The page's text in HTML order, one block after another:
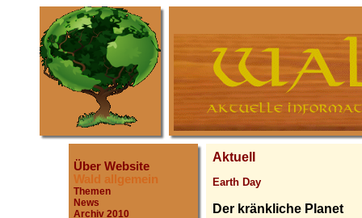
Über Website
Wald allgemein
Themen
News
Archiv 2010
Aktuell
Earth Day
Der kränkliche Planet